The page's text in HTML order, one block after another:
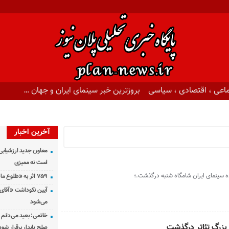
، اقتصادی ، سیاسی بروزترین خبر سینمای ایران و جهان …
سینمای ایران شامگاه شنبه درگذشت.؛
آخرین اخبار
معاون جدید
است نه ممیزی
۷۵۹ اثر به «طلوع ماه» رسید
آیین نکوداشت
می‌شود
خاتمی: بعید می‌دانم